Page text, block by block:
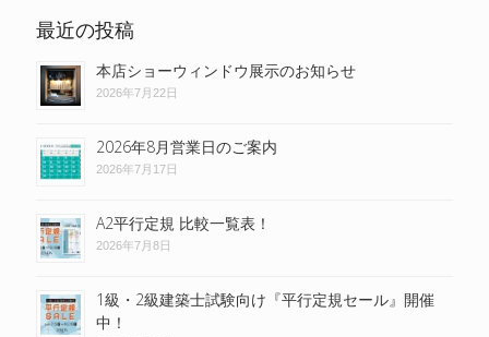
最近の投稿
本店ショーウィンドウ展示のお知らせ
2026年7月22日
2026年8月営業日のご案内
2026年7月17日
A2平行定規 比較一覧表！
2026年7月8日
1級・2級建築士試験向け『平行定規セール』開催
中！